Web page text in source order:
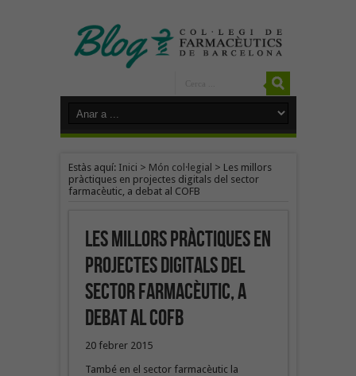
Estàs aquí: Inici > Món col·legial > Les millors
pràctiques en projectes digitals del sector
farmacèutic, a debat al COFB
Les millors pràctiques en
projectes digitals del
sector farmacèutic, a
debat al COFB
20 febrer 2015
També en el sector farmacèutic la